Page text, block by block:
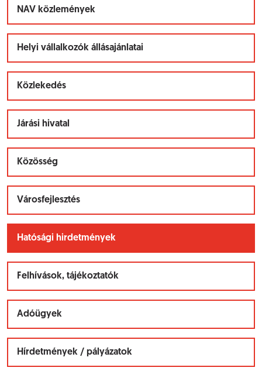
NAV közlemények
Helyi vállalkozók állásajánlatai
Közlekedés
Járási hivatal
Közösség
Városfejlesztés
Hatósági hirdetmények
Felhívások, tájékoztatók
Adóügyek
Hírdetmények / pályázatok